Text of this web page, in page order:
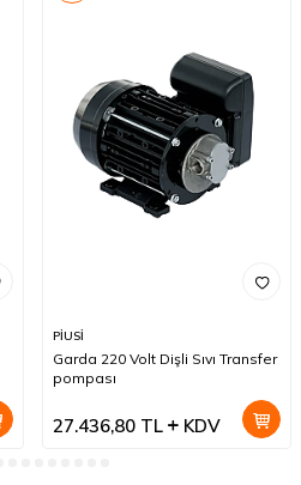
PİUSİ
Garda 220 Volt Dişli Sıvı Transfer
pompası
27.436,80TL KDV